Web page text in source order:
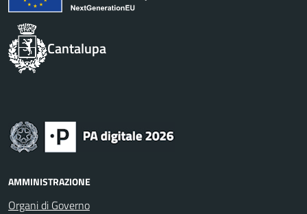
Cantalupa
AMMINISTRAZIONE
Organi di Governo